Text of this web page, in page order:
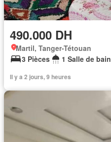
490.000 DH
Martil, Tanger-Tétouan
3 Pièces
1 Salle de bain
Il y a 2 jours, 9 heures